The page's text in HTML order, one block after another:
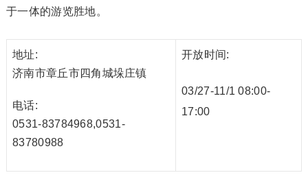
于一体的游览胜地。
地址:
济南市章丘市四角城垛庄镇
电话:
0531-83784968,0531-
83780988
开放时间:
03/27-11/1 08:00-
17:00